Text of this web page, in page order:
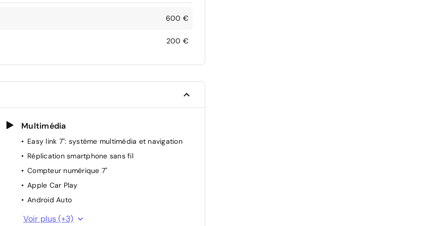
600 €
200 €
Multimédia
Easy link 7'': système multimédia et navigation
Réplication smartphone sans fil
Compteur numérique 7"
Apple Car Play
Android Auto
Bluetooth
Voir plus (+3)